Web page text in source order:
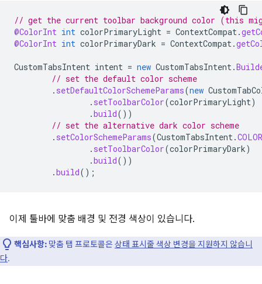
// get the current toolbar background color (this
@ColorInt int colorPrimaryLight = ContextCompat.
@ColorInt int colorPrimaryDark = ContextCompat.
CustomTabsIntent intent = new CustomTabsIntent.
// set the default color scheme
. setDefaultColorSchemeParams(new
. setToolbarColor(colorPrimaryLight)
.build())
// set the alternative dark color scheme
. setColorSchemeParams(CustomTabsIntent.
. setToolbarColor(colorPrimaryDark)
.build())
.build();
이제 툴바에 맞춤 배경 및 전경 색상이 있습니다.
핵심사항: 맞춤 탭 프로토콜은 상태 표시줄 색상 변경을 지원하지 않습니
다.